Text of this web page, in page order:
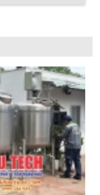
hàng
TỐ QUYẾT ĐỊNH KHI CHỌN
các yếu tố quan trọng khi
khuấy sơn: Vật liệu, dung tích
khuấy. Giải pháp tối...
TRỘN CHẤT LỎNG CHO
CHẤT: NHỮNG YẾU TỐ QUYẾT
LƯỢNG SẢN PHẨM CUỐI
những yếu tố quan trọng
chất lượng sản phẩm khi sử
khuấy trộn chất lỏng trong...
PHÍ ĐẦU TƯ NHỜ LỰA CHỌN
CỤ KHUẤY SƠN CHO DÂY
XUẤT